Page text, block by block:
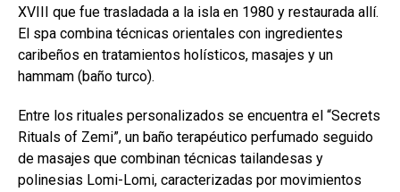
XVIII que fue trasladada a la isla en 1980 y restaurada allí.
El spa combina técnicas orientales con ingredientes
caribeños en tratamientos holísticos, masajes y un
hammam (baño turco).
Entre los rituales personalizados se encuentra el “Secrets
Rituals of Zemi”, un baño terapéutico perfumado seguido
de masajes que combinan técnicas tailandesas y
polinesias Lomi-Lomi, caracterizadas por movimientos